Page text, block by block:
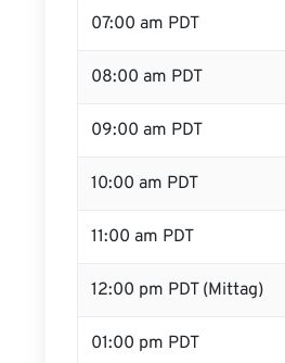
07:00 am PDT
08:00 am PDT
09:00 am PDT
10:00 am PDT
11:00 am PDT
12:00 pm PDT (Mittag)
01:00 pm PDT